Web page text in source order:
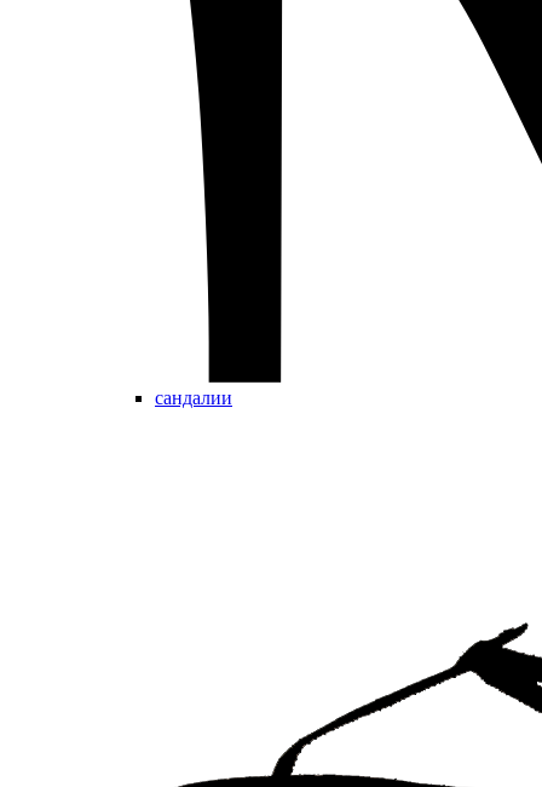
сандалии